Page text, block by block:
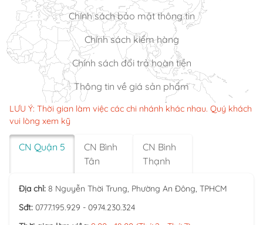
Chính sách bảo mật thông tin
Chính sách kiểm hàng
Chính sách đổi trả hoàn tiền
Thông tin về giá sản phẩm
LƯU Ý: Thời gian làm việc các chi nhánh khác nhau. Quý khách
vui lòng xem kỹ
CN Quận 5
CN Bình
Tân
CN Bình
Thạnh
Địa chỉ: 8 Nguyễn Thời Trung, Phường An Đông, TPHCM
Sđt: 0777.195.929 - 0974.230.324